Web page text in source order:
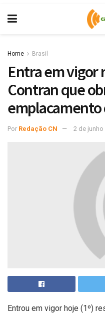
Home Brasil
Entra em vigor
Contran que
Por Redação CN 2 de junho
Entrou em vigor hoje (1º)